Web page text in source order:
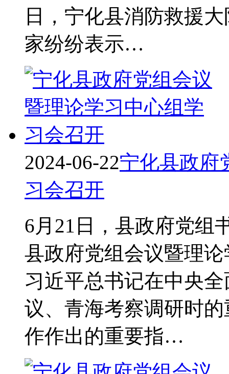
日，宁化县消防救援
家纷纷表示…
2024-06-22宁化县政府
习会召开
6月21日，县政府党组
县政府党组会议暨理
习近平总书记在中央
议、青海考察调研时
作作出的重要指…